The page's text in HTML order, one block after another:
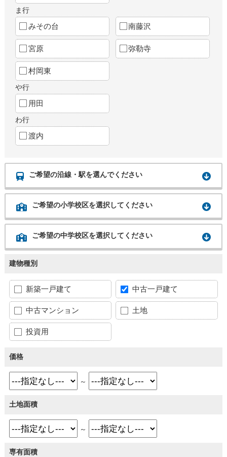
ま行
みその台 南藤沢
宮原 弥勒寺
村岡東
や行
用田
わ行
渡内
ご希望の沿線・駅を選んでください
ご希望の小学校区を選択してください
ご希望の中学校区を選択してください
建物種別
新築一戸建て 中古一戸建て
中古マンション 土地
投資用
価格
～
土地面積
～
専有面積